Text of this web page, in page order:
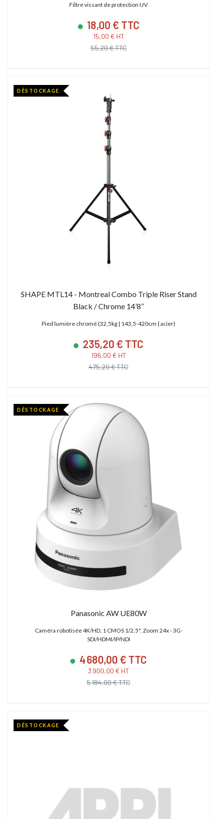
Filtre vissant de protection UV
18,00 € TTC
15,00 € HT
55,20 € TTC
DÉSTOCKAGE
SHAPE MTL14 - Montreal Combo Triple Riser Stand
Black / Chrome 14’8’’
Pied lumière chromé (32,5kg | 143,5-420cm | acier)
235,20 € TTC
196,00 € HT
475,20 € TTC
DÉSTOCKAGE
Panasonic AW UE80W
Caméra robotisée 4K/HD, 1 CMOS 1/2.5", Zoom 24x - 3G-
SDI/HDMI/IP/NDI
4 680,00 € TTC
3 900,00 € HT
5 184,00 € TTC
DÉSTOCKAGE